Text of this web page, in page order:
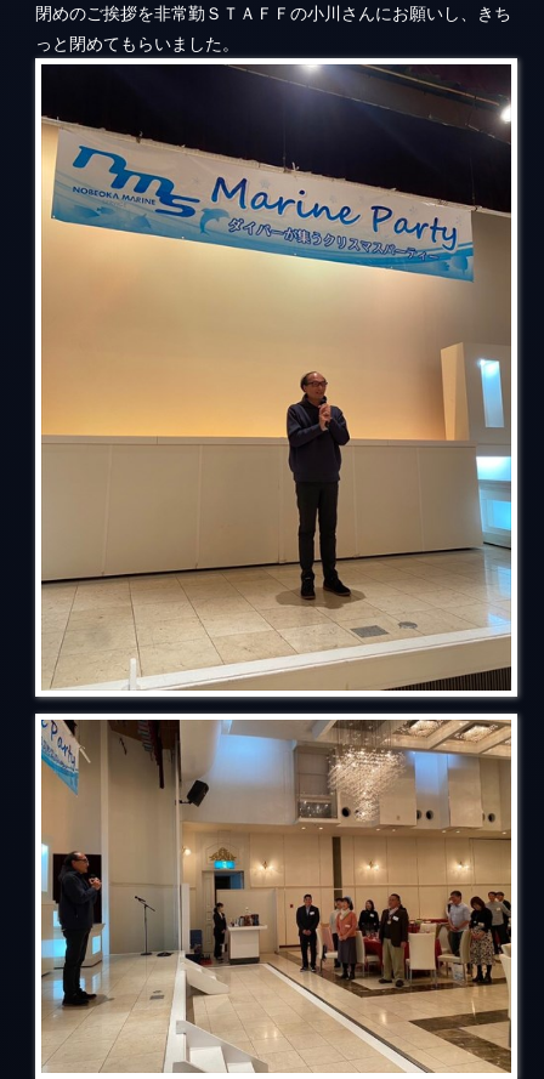
閉めのご挨拶を非常勤ＳＴＡＦＦの小川さんにお願いし、きち
っと閉めてもらいました。